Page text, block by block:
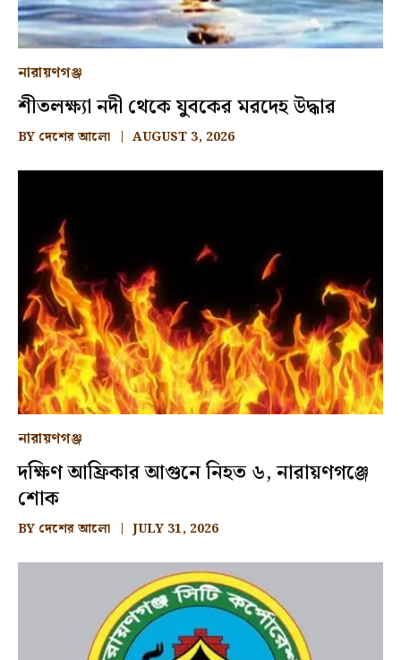
নারায়ণগঞ্জ
শীতলক্ষ্যা নদী থেকে যুবকের মরদেহ উদ্ধার
BY দেশের আলো AUGUST 3, 2026
নারায়ণগঞ্জ
দক্ষিণ আফ্রিকার আগুনে নিহত ৬, নারায়ণগঞ্জে
শোক
BY দেশের আলো JULY 31, 2026